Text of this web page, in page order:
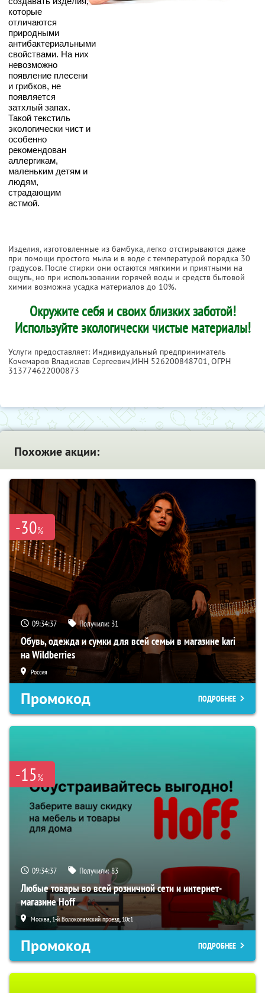
которые
отличаются
природными
антибактериальными
свойствами. На них
невозможно
появление плесени
и грибков, не
появляется
затхлый запах.
Такой текстиль
экологически чист и
особенно
рекомендован
аллергикам,
маленьким детям и
людям,
страдающим
астмой.
Изделия, изготовленные из бамбука, легко отстирываются даже
при помощи простого мыла и в воде с температурой порядка 30
градусов. После стирки они остаются мягкими и приятными на
ощупь, но при использовании горячей воды и средств бытовой
химии возможна усадка материалов до 10%.
Окружите себя и своих близких заботой!
Используйте экологически чистые материалы!
Услуги предоставляет: Индивидуальный предприниматель
Кочемаров Владислав Сергеевич,ИНН 526200848701, ОГРН
313774622000873
Похожие акции:
-30%
09:34:36 Получили: 31
Обувь, одежда и сумки для всей семьи в магазине kari
на Wildberries
Россия
Промокод ПОДРОБНЕЕ
-15%
09:34:36 Получили:83
Любые товары во всей розничной сети и интернет-
магазине Hoff
Москва, 1-й Волоколамский проезд, 10с1
Промокод ПОДРОБНЕЕ